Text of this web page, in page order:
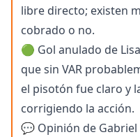
libre directo; existen
cobrado o no.
🟢 Gol anulado de
que sin VAR
el pisotón fue claro y
corrigiendo la acción.
💬 Opinión de Gabriel